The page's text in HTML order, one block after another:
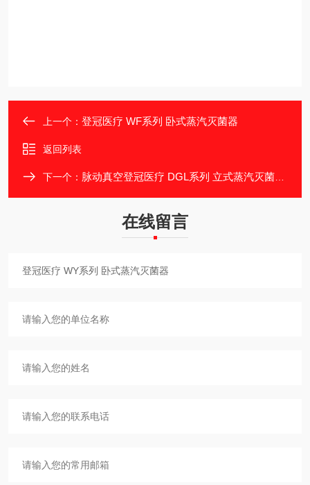
上一个： 登冠医疗 WF系列 卧式蒸汽灭菌器
返回列表
下一个： 脉动真空登冠医疗 DGL系列 立式蒸汽灭菌器 M型
在线留言